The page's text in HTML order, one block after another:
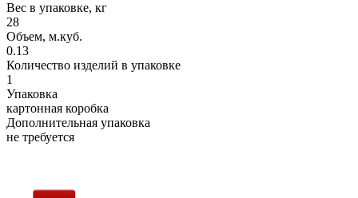
Вес в упаковке, кг
28
Объем, м.куб.
0.13
Количество изделий в упаковке
1
Упаковка
картонная коробка
Дополнительная упаковка
не требуется